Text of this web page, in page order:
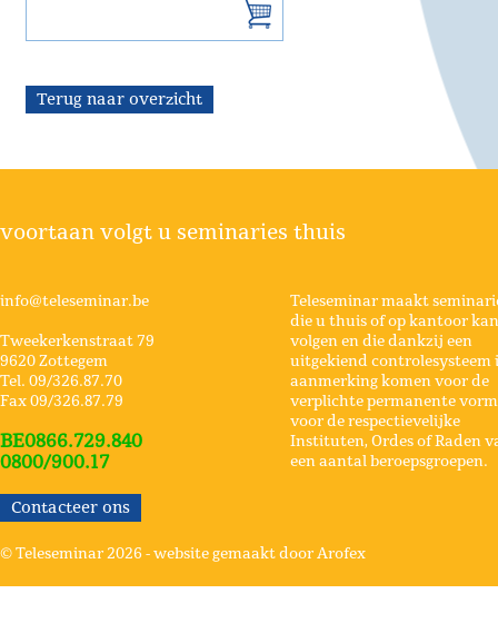
Terug naar overzicht
voortaan volgt u seminaries thuis
info@teleseminar.be
Tweekerkenstraat 79
9620 Zottegem
Tel. 09/326.87.70
Fax 09/326.87.79
BE0866.729.840
0800/900.17
Contacteer ons
Teleseminar maakt
die u thuis of op kantoor kan
volgen en die dankzij een
uitgekiend controlesysteem
aanmerking komen voor de
verplichte permanente
voor de respectievelijke
Instituten, Ordes of Raden
een aantal beroepsgroepen.
© Teleseminar 2026 -website gemaakt door Arofex